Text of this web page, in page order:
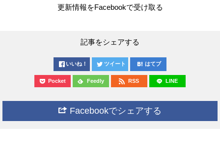
更新情報をFacebookで受け取る
記事をシェアする
いいね！ ツイート はてブ
Pocket Feedly RSS LINE
Facebookでシェアする